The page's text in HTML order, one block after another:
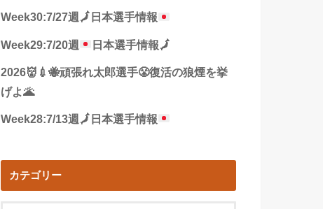
Week30:7/27週🗾 日本選手情報
Week29:7/20週 日本選手情報🗾
2026👹💉🐝頑張れ太郎選手😤復活の狼煙を挙
げよ🌋
Week28:7/13週 🗾 日本選手情報
カテゴリー